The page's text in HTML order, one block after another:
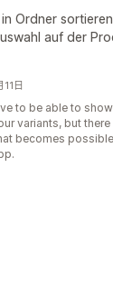
Ordner
auf der
日
to be able to
variants, but
becomes